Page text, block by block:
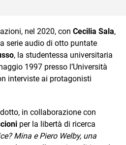
nel 2020, con Cecilia Sala,
serie audio di otto puntate
, la studentessa universitaria
1997 presso l’Università
interviste ai protagonisti
in collaborazione con
per la libertà di ricerca
Mina e Piero Welby, una